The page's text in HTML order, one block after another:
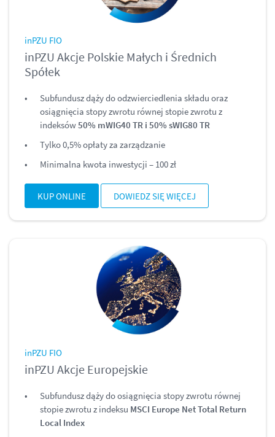
inPZU FIO
inPZU Akcje Polskie Małych i Średnich
Spółek
Subfundusz dąży do odzwierciedlenia składu oraz
osiągnięcia stopy zwrotu równej stopie zwrotu z
indeksów50% mWIG40 TR i 50% sWIG80 TR
Tylko 0,5% opłaty za zarządzanie
Minimalna kwota inwestycji – 100 zł
KUP ONLINE DOWIEDZ SIĘ WIĘCEJ
inPZU FIO
inPZU Akcje Europejskie
Subfundusz dąży do osiągnięcia stopy zwrotu równej
stopie zwrotu z indeksu MSCI Europe Net Total Return
Local Index